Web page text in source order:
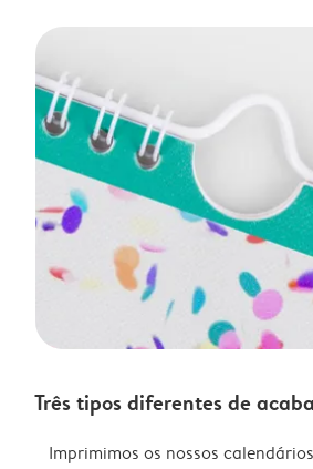
Três tipos diferentes de
Imprimimos os nossos